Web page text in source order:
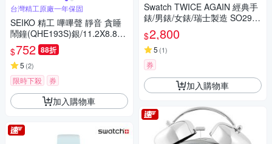
台灣精工原廠一年保固
SEIKO 精工 嗶嗶聲 靜音 貪睡
鬧鐘(QHE193S)銀/11.2X8.8c
m
$752 88折
5 (2)
限時下殺 券
加入購物車
Swatch TWICE AGAIN 經典手
錶/男錶/女錶/瑞士製造 SO29B
703 (41mm)
$2,800
5 (1)
券
加入購物車